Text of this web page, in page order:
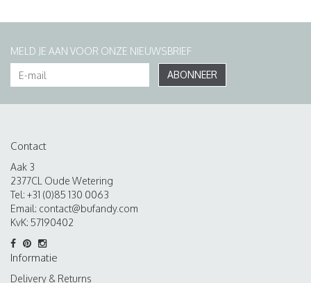
MELD JE AAN VOOR ONZE NIEUWSBRIEF
ABONNEER
Contact
Aak 3
2377CL Oude Wetering
Tel: +31 (0)85 130 0063
Email: contact@bufandy.com
KvK: 57190402
Informatie
Delivery & Returns